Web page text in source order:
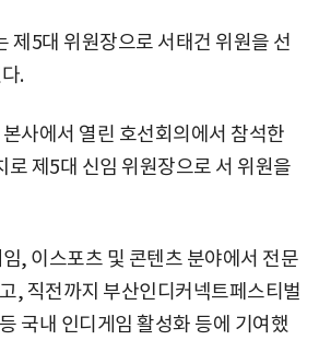
제5대 위원장으로 서태건 위원을 선
.
사에서 열린 호선회의에서 참석한
로 제5대 신임 위원장으로 서 위원을
, 이스포츠 및 콘텐츠 분야에서 전문
, 직전까지 부산인디커넥트페스티벌
국내 인디게임 활성화 등에 기여했